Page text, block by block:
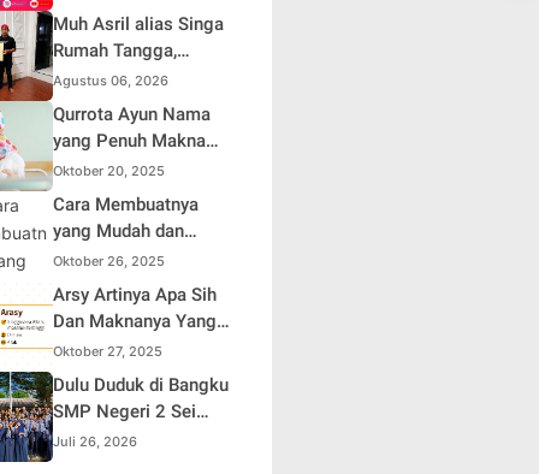
Islam
Muh Asril alias Singa
Rumah Tangga,
Kreator Kocak yang
Jago Bikin Kisah
Suami Takut Istri Jadi
Hiburan
Agustus 06, 2026
Qurrota Ayun Nama
yang Penuh Makna
dalam Kehidupan
Muslim Indonesia
Oktober 20, 2025
Cara Membuatnya
yang Mudah dan
Efisien untuk Pemula
Oktober 26, 2025
Arsy Artinya Apa Sih
Dan Maknanya Yang
Mendalam
Oktober 27, 2025
Dulu Duduk di Bangku
SMP Negeri 2 Sei
Rampah, Kini Penulis
Juli 26, 2026